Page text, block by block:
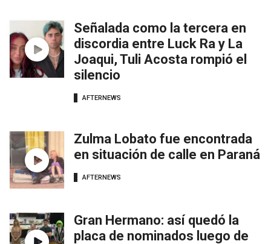
Señalada como la tercera en
discordia entre Luck Ra y La
Joaqui, Tuli Acosta rompió el
silencio
AFTERNEWS
Zulma Lobato fue encontrada
en situación de calle en Paraná
AFTERNEWS
Gran Hermano: así quedó la
placa de nominados luego de